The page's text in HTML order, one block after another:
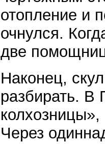
отопление и
очнулся.
две
Наконец,
разбирать. В
Через